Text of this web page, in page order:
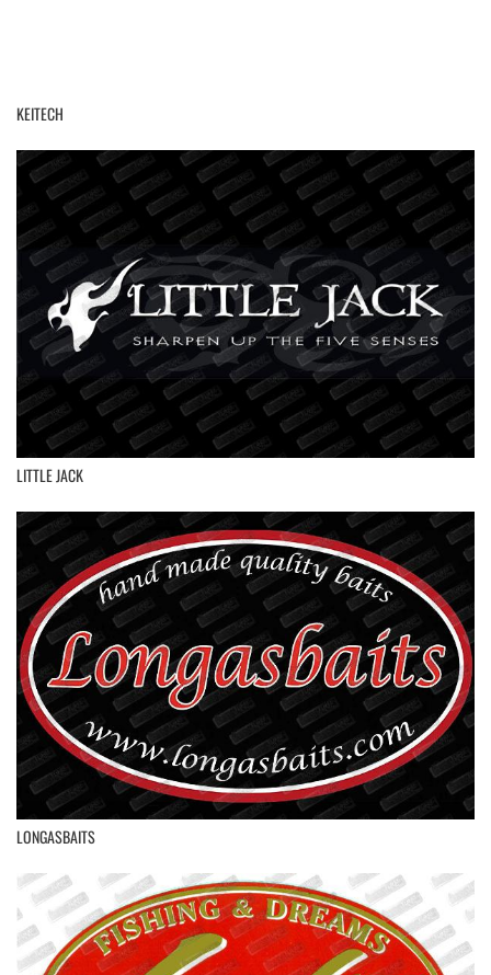
KEITECH
LITTLE JACK
LONGASBAITS